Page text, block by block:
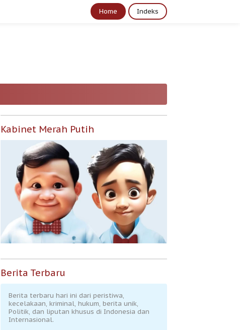
Home Indeks
Kabinet Merah Putih
Berita Terbaru
Berita terbaru hari ini dari peristiwa,
kecelakaan, kriminal, hukum, berita unik,
Politik, dan liputan khusus di Indonesia dan
Internasional.